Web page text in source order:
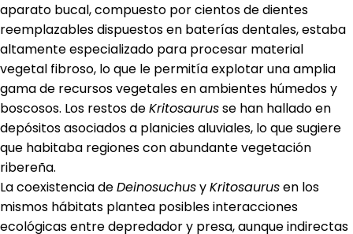
aparato bucal, compuesto por cientos de dientes
reemplazables dispuestos en baterías dentales, estaba
altamente especializado para procesar material
vegetal fibroso, lo que le permitía explotar una amplia
gama de recursos vegetales en ambientes húmedos y
boscosos. Los restos deKritosaurusse han hallado en
depósitos asociados a planicies aluviales, lo que sugiere
que habitaba regiones con abundante vegetación
ribereña.
La coexistencia deDeinosuchusyKritosaurusen los
mismos hábitats plantea posibles interacciones
ecológicas entre depredador y presa, aunque indirectas